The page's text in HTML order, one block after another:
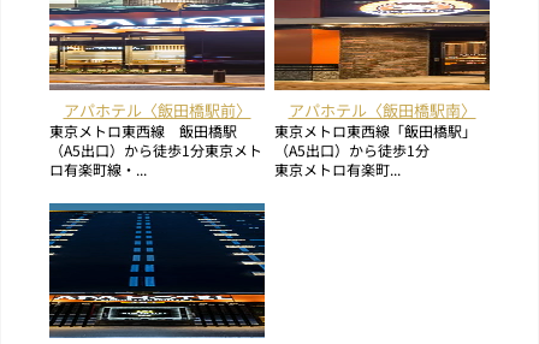
アパホテル〈飯田橋駅前〉
東京メトロ東西線 飯田橋駅
（A5出口）から徒歩1分東京メト
ロ有楽町線・...
アパホテル〈飯田橋駅南〉
東京メトロ東西線「飯田橋駅」
（A5出口）から徒歩1分
東京メトロ有楽町...